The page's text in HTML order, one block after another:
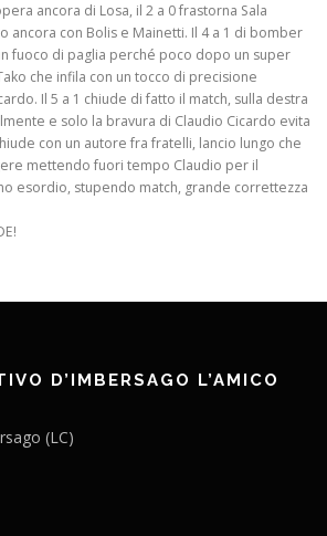
ancora di Losa, il 2 a 0 frastorna Sala
ancora con Bolis e Mainetti. Il 4 a 1 di bomber
fuoco di paglia perché poco dopo un super
che infila con un tocco di precisione
Il 5 a 1 chiude di fatto il match, sulla destra
e solo la bravura di Claudio Cicardo evita
con un autore fra fratelli, lancio lungo che
mettendo fuori tempo Claudio per il
esordio, stupendo match, grande correttezza
D’IMBERSAGO L’AMICO
(LC)